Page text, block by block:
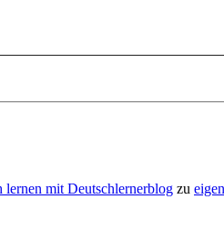
mit Deutschlernerblog zu